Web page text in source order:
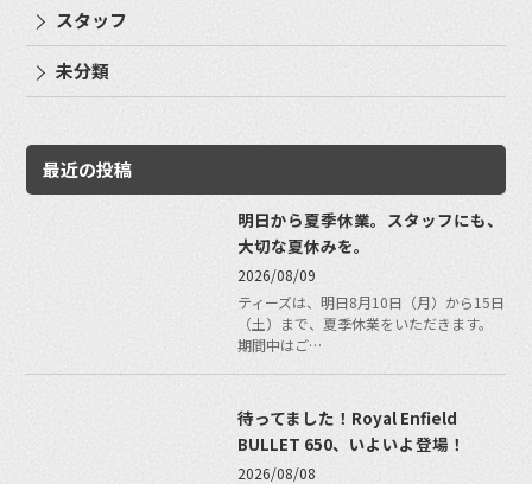
スタッフ
未分類
最近の投稿
明日から夏季休業。スタッフにも、
大切な夏休みを。
2026/08/09
ティーズは、明日8月10日（月）から15日
（土）まで、夏季休業をいただきます。
期間中はご…
待ってました！Royal Enfield
BULLET 650、いよいよ登場！
2026/08/08